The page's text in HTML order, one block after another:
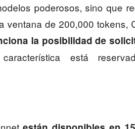
poderosos, sino que
ventana de 200,000 tokens,
la posibilidad de
está